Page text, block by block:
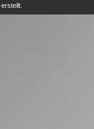
erstellt.